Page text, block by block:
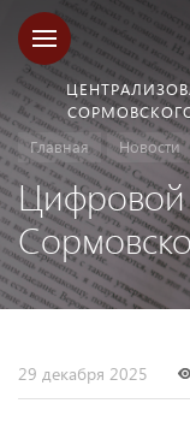
Главная
Новости
Цифровой
29 декабря 2025